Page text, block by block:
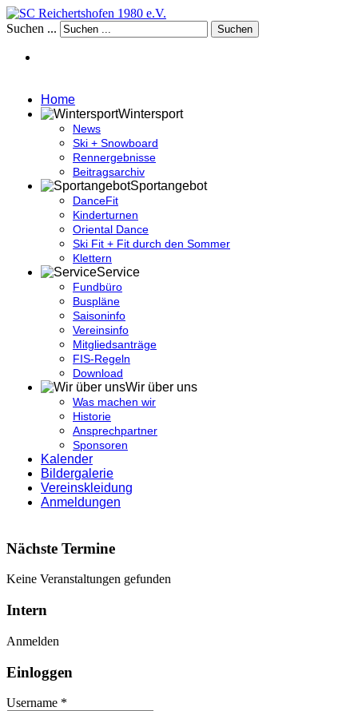
Suchen ... Suchen
Home
Wintersport
News
Ski + Snowboard
Rennergebnisse
Beitragsarchiv
Sportangebot
DanceFit
Kinderturnen
Oriental Dance
Ski Fit + Fit durch den Sommer
Klettern
Service
Fundbüro
Buspläne
Saisoninfo
Vereinsinfo
Mitgliedsanträge
FIS-Regeln
Download
Wir über uns
Was machen wir
Historie
Ansprechpartner
Sponsoren
Kalender
Bildergalerie
Vereinskleidung
Anmeldungen
Nächste Termine
Keine Veranstaltungen gefunden
Intern
Anmelden
Einloggen
Username *